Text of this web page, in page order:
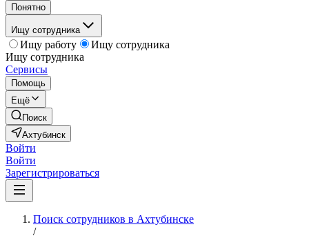
Понятно
Ищу сотрудника
Ищу работу
Ищу сотрудника
Ищу сотрудника
Сервисы
Помощь
Ещё
Поиск
Ахтубинск
Войти
Войти
Зарегистрироваться
Поиск сотрудников в Ахтубинске
/